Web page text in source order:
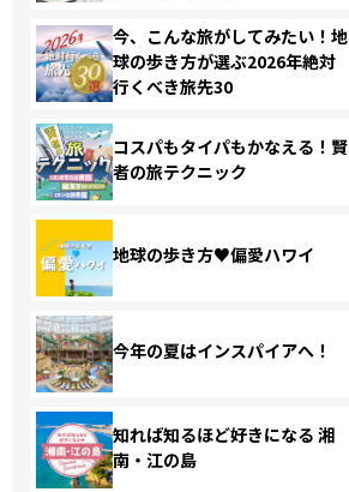
今、こんな旅がしてみたい！地
球の歩き方が選ぶ2026年絶対
行くべき旅先30
コスパもタイパもかなえる！賢
者の旅テクニック
地球の歩き方♥偏愛ハワイ
今年の夏はインスパイアへ！
知れば知るほど好きになる 湘
南・江の島